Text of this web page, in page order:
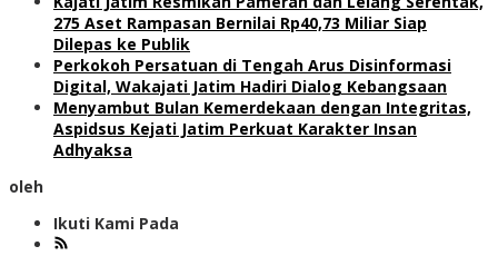
275 Aset Rampasan Bernilai Rp40,73 Miliar Siap
Dilepas ke Publik
Perkokoh Persatuan di Tengah Arus Disinformasi
Digital, Wakajati Jatim Hadiri Dialog Kebangsaan
Menyambut Bulan Kemerdekaan dengan Integritas,
Aspidsus Kejati Jatim Perkuat Karakter Insan
Adhyaksa
oleh
Ikuti Kami Pada